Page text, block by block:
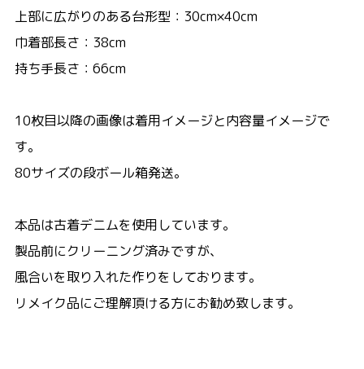
上部に広がりのある台形型：30cm×40cm
巾着部長さ：38cm
持ち手長さ：66cm
10枚目以降の画像は着用イメージと内容量イメージで
す。
80サイズの段ボール箱発送。
本品は古着デニムを使用しています。
製品前にクリーニング済みですが、
風合いを取り入れた作りをしております。
リメイク品にご理解頂ける方にお勧め致します。